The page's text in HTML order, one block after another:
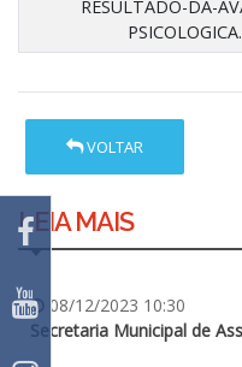
RESULTADO-DA-
VOLTAR
LEIA MAIS
08/12/2023 10:30
Secretaria Municipal de